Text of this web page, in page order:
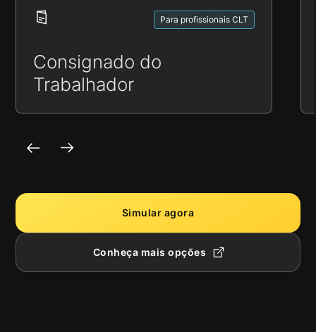
Consignado do
Trabalhador
Para profissionais CLT
Conheça mais opções
Simular agora